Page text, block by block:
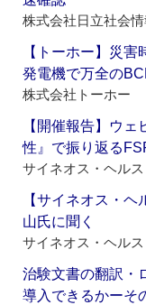
株式会社日立社会
【トーホー】災
発電機で万全の
株式会社トーホー
【開催報告】ウ
性』で振り返る
サイネオス・ヘル
【サイネオス・
山氏に聞く
サイネオス・ヘル
治験文書の翻訳・
導入できるかーそ